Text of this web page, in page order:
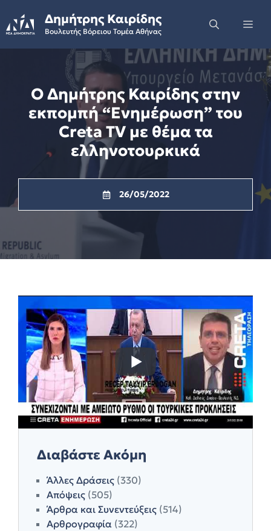
to
content
Δημήτρης Καιρίδης
Βουλευτής Βόρειου Τομέα Αθήνας
Ο Δημήτρης Καιρίδης στην
εκπομπή “Ενημέρωση” του
Creta TV με θέμα τα
ελληνοτουρκικά
26/05/2022
Διαβάστε Ακόμη
Άλλες Δράσεις (330)
Απόψεις (505)
Άρθρα και Συνεντεύξεις (514)
Αρθρογραφία (322)